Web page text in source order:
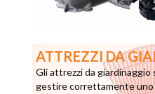
ATTREZZI DA
Gli attrezzi da
gestire correttamente uno